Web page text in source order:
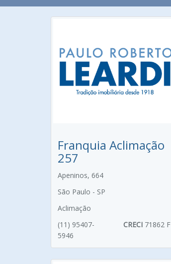
Franquia Aclimação
257
Apeninos, 664
São Paulo - SP
Aclimação
(11) 95407-
5946
CRECI 71862 F